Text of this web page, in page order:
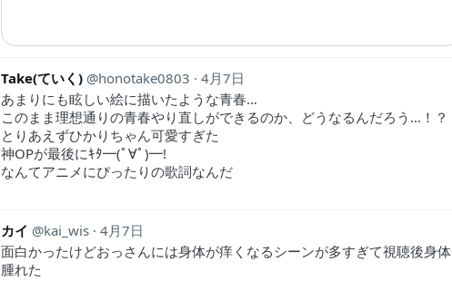
Take(ていく) honotake0803
4月7日
あまりにも眩しい絵に描いたような青春…
このまま理想通りの青春やり直しができるのか、どうなるんだろう…！？
とりあえずひかりちゃん可愛すぎた
神OPが最後にｷﾀ━(ﾟ∀ﾟ)━!
なんてアニメにぴったりの歌詞なんだ
カイ kai_wis
4月7日
面白かったけどおっさんには身体が痒くなるシーンが多すぎて視聴後身体
腫れた